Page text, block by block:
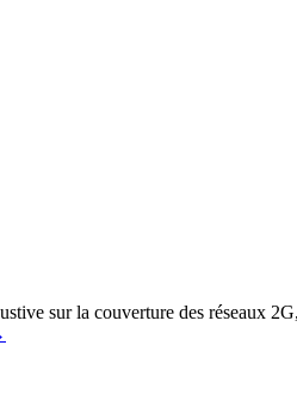
sur la couverture des réseaux 2G,